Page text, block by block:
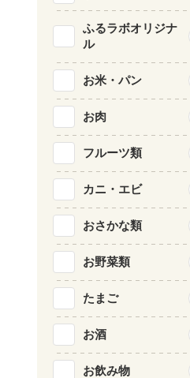
ふるラボオリジナ
ル
お米・パン
お肉
フルーツ類
カニ・エビ
おさかな類
お野菜類
たまご
お酒
お飲み物